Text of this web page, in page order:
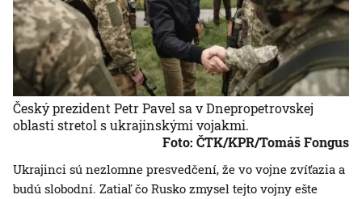
Český prezident Petr Pavel sa v Dnepropetrovskej
oblasti stretol s ukrajinskými vojakmi.
Foto: ČTK/KPR/Tomáš Fongus
Ukrajinci sú nezlomne presvedčení, že vo vojne zvíťazia a
budú slobodní. Zatiaľ čo Rusko zmysel tejto vojny ešte